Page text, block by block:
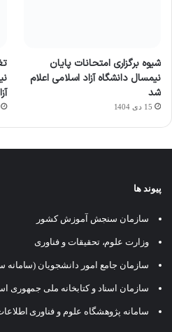
شیوه برگزاری امتحانات پایان
نیمسال دانشگاه آزاد اسلامی اعلام
شد
15 دی 1404
پیوند ها
سازمان سنجش آموزش کشور
وزارت علوم، تحقیقات و فناوری
سازمان جامع امور دانشجویان (سامانه
سازمان اسناد و کتابخانه ملی جمهوری
سامانه پژوهشگاه علوم و فناوری